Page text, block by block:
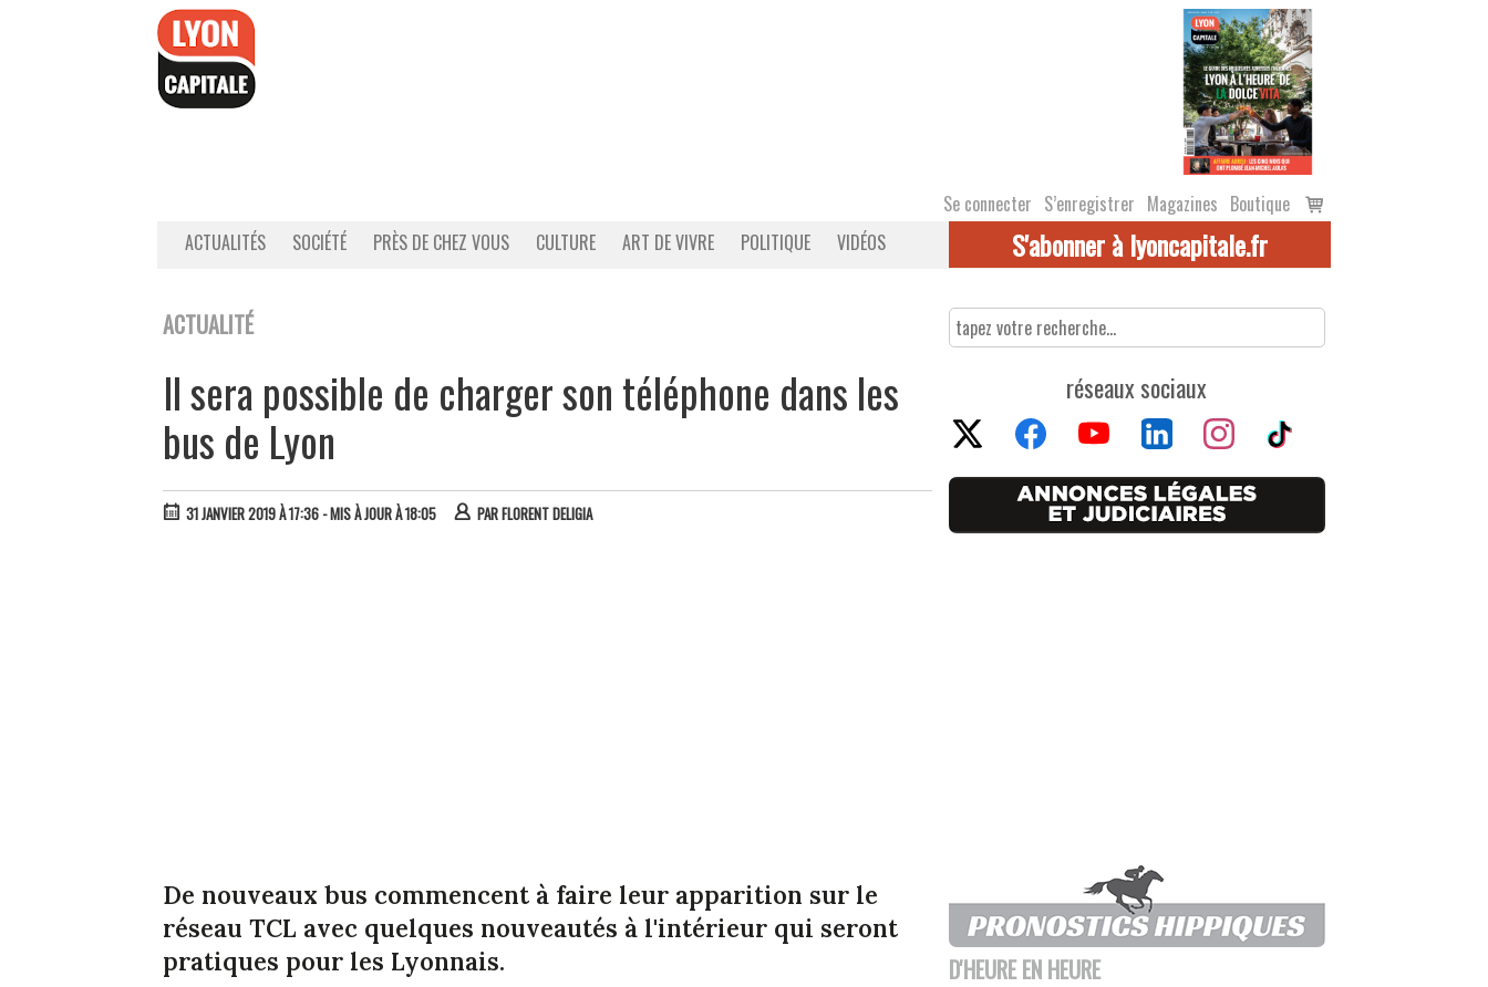
Se connecter S’enregistrer Magazines Boutique
Voir
le
ACTUALITÉS SOCIÉTÉ PRÈS DE CHEZ VOUS CULTURE ART DE VIVRE POLITIQUE VIDÉOS S'abonner à lyoncapitale.fr
ACTUALITÉ
Il sera possible de charger son téléphone dans les
bus de Lyon
31 JANVIER 2019 À 17:36 - MIS À JOUR À 18:05 PARFLORENT DELIGIA
De nouveaux bus commencent à faire leur apparition sur le
réseau TCL avec quelques nouveautés à l'intérieur qui seront
pratiques pour les Lyonnais.
réseaux sociaux
D'HEURE EN HEURE